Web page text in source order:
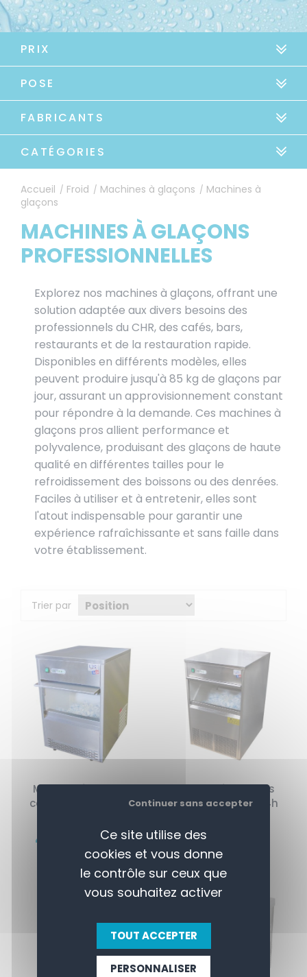
Accueil / Froid / Machines à glaçons / Machines à
glaçons
PRIX
POSE
FABRICANTS
CATÉGORIES
MACHINES À GLAÇONS
PROFESSIONNELLES
Explorez nos machines à glaçons, offrant une
solution adaptée aux divers besoins des
professionnels du CHR, des cafés, bars,
restaurants et de la restauration rapide.
Disponibles en différents modèles, elles
peuvent produire jusqu'à 85 kg de glaçons par
jour, assurant un approvisionnement constant
pour répondre à la demande. Ces machines à
glaçons pros allient performance et
polyvalence, produisant des glaçons de haute
qualité en différentes tailles pour le
refroidissement des boissons ou des denrées.
Faciles à utiliser et à entretenir, elles sont
l'atout indispensable pour garantir une
expérience rafraîchissante et sans faille dans
votre établissement.
Trier par
Machine à glaçons
capacité 26kg / 24h
478,00 € HT
Machine à glaçons
capacité 50kg / 24h
680,00 € HT
Ce site utilise des
cookies et vous donne
le contrôle sur ceux que
vous souhaitez activer
TOUT ACCEPTER
Continuer sans accepter
PERSONNALISER